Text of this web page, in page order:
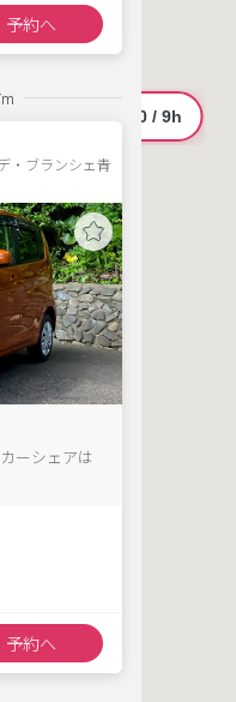
予約へ
・ブランシェ青
ーシェアは
予約へ